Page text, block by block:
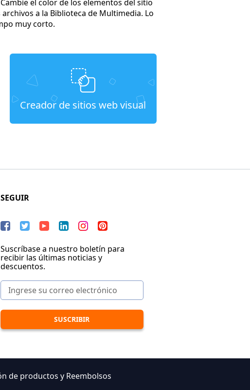
el color de los elementos del sitio
a la Biblioteca de Multimedia. Lo
muy corto.
Creador de sitios web visual
SEGUIR
Suscríbase a nuestro boletín para
recibir las últimas noticias y
descuentos.
de productos y Reembolsos